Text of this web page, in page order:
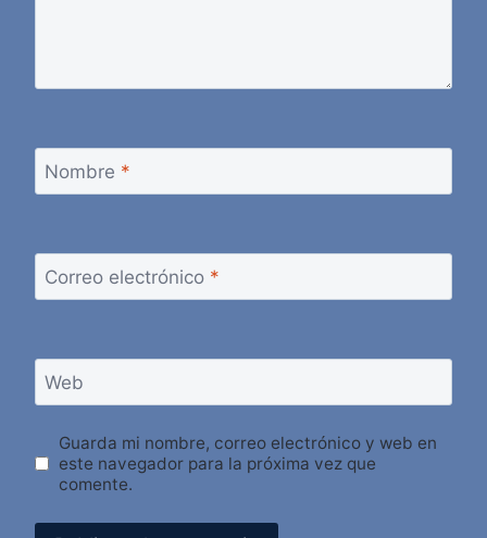
Nombre *
Correo electrónico *
Web
Guarda mi nombre, correo electrónico y web en
este navegador para la próxima vez que
comente.